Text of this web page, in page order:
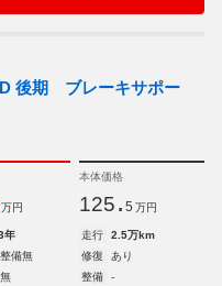
後期 ブレーキサポー
万円
本体価格
125. 5 万円
年 走行
2.5万km
備無 修復
あり
整備
-